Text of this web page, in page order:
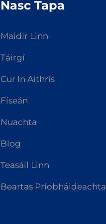
Nasc Tapa
Maidir Linn
Táirgí
Cur In Aithris
Físeán
Nuachta
Blog
Teasáil Linn
Beartas Príobháideachta